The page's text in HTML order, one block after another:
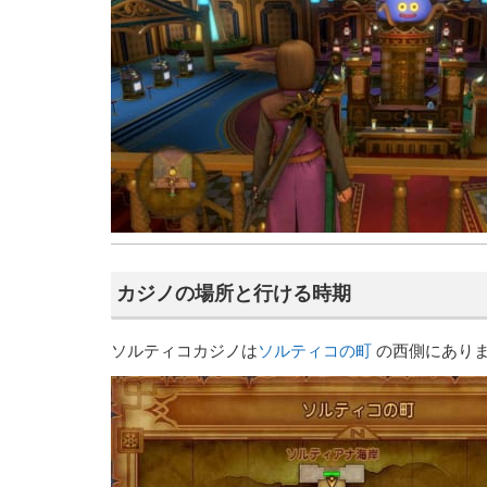
カジノの場所と行ける時期
ソルティコカジノはソルティコの町 の西側にあり